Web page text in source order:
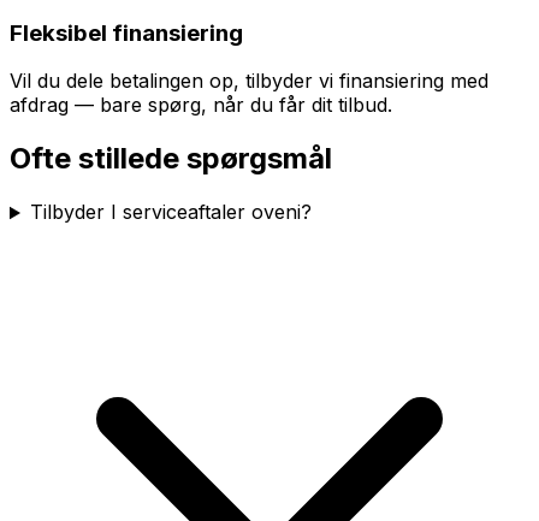
Fleksibel finansiering
Vil du dele betalingen op, tilbyder vi finansiering med
afdrag — bare spørg, når du får dit tilbud.
Ofte stillede spørgsmål
Tilbyder I serviceaftaler oveni?